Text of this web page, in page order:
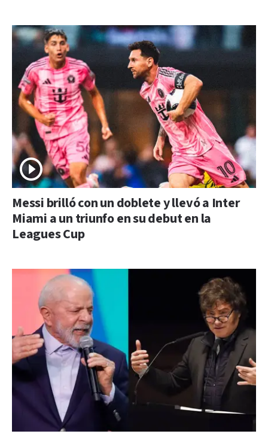
Messi brilló con un doblete y llevó a Inter
Miami a un triunfo en su debut en la
Leagues Cup